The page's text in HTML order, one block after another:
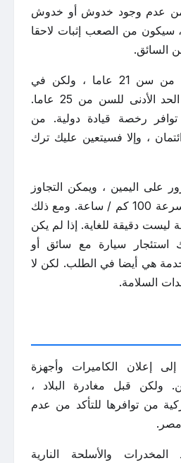
من عدم وجود خدوش أو خدوش
سيكون من الصعب إثبات لاحقا
السائق.
يمكنك استئجار سيارة من سن 21 عاما ، ولكن في
بعض الشركات يكون الحد الأدنى للسن من 25 عاما.
رخصة قيادة دولية. من
، وإلا فسيتعين عليك ترك
على اليمين ، ويمكن التجاوز
من اليسار. متوسط السرعة 100 كم / ساعة. ومع ذلك
دقيقة للغاية. إذا لم يكن
استئجار سيارة مع سائق أو
هي أيضا في الطلب. لكن لا
السلامة.
إعلان الكاميرات وأجهزة
ولكن قبل مغادرة البلاد ،
من توافرها للتأكد من عدم
مصر.
والأسلحة النارية